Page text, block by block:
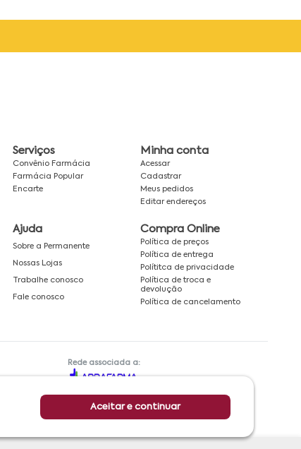
Aceitar e continuar
Serviços
Convênio Farmácia
Farmácia Popular
Encarte
Minha conta
Acessar
Cadastrar
Meus pedidos
Editar endereços
Ajuda
Sobre a Permanente
Nossas Lojas
Trabalhe conosco
Fale conosco
Compra Online
Política de preços
Política de entrega
Polítitca de privacidade
Política de troca e
devolução
Política de cancelamento
Rede associada a: